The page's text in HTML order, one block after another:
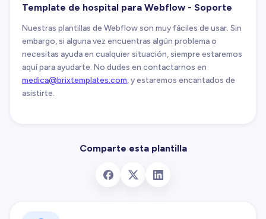
Template de hospital para Webflow - Soporte
Nuestras plantillas de Webflow son muy fáciles de usar. Sin
embargo, si alguna vez encuentras algún problema o
necesitas ayuda en cualquier situación, siempre estaremos
aquí para ayudarte. No dudes en contactarnos en
medica@brixtemplates.com , y estaremos encantados de
asistirte.
Comparte esta plantilla